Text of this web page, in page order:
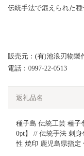
伝統手法で鍛えられた種
販売元：(有)池浪刃物製
電話：0997-22-0513
返礼品名
種子島 伝統工芸 種子
0pt】 // 伝統手法 刺
性 焼印 鹿児島県指定